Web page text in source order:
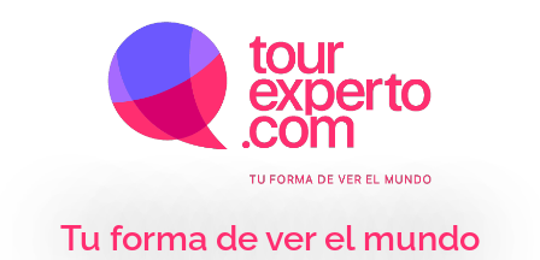
Tu forma de ver el mundo